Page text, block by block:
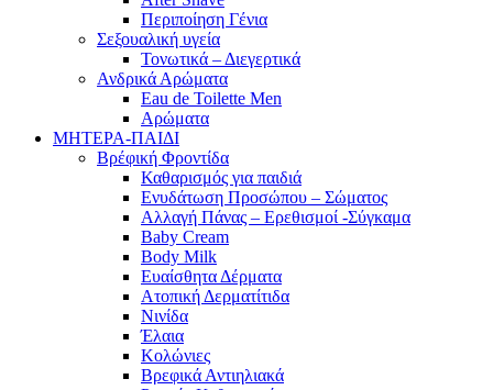
Περιποίηση Γένια
Σεξουαλική υγεία
Τονωτικά – Διεγερτικά
Ανδρικά Αρώματα
Eau de Toilette Men
Αρώματα
ΜΗΤΕΡΑ-ΠΑΙΔΙ
Βρέφική Φροντίδα
Καθαρισμός για παιδιά
Ενυδάτωση Προσώπου – Σώματος
Αλλαγή Πάνας – Ερεθισμοί -Σύγκαμα
Baby Cream
Body Milk
Ευαίσθητα Δέρματα
Ατοπική Δερματίτιδα
Νινίδα
Έλαια
Κολώνιες
Βρεφικά Αντιηλιακά